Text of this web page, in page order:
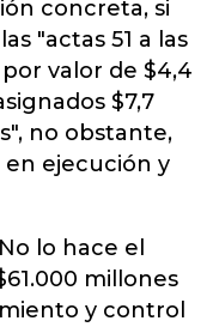
concreta, si
"actas 51 a las
valor de $4,4
$7,7
no obstante,
en ejecución y
lo hace el
millones
y control